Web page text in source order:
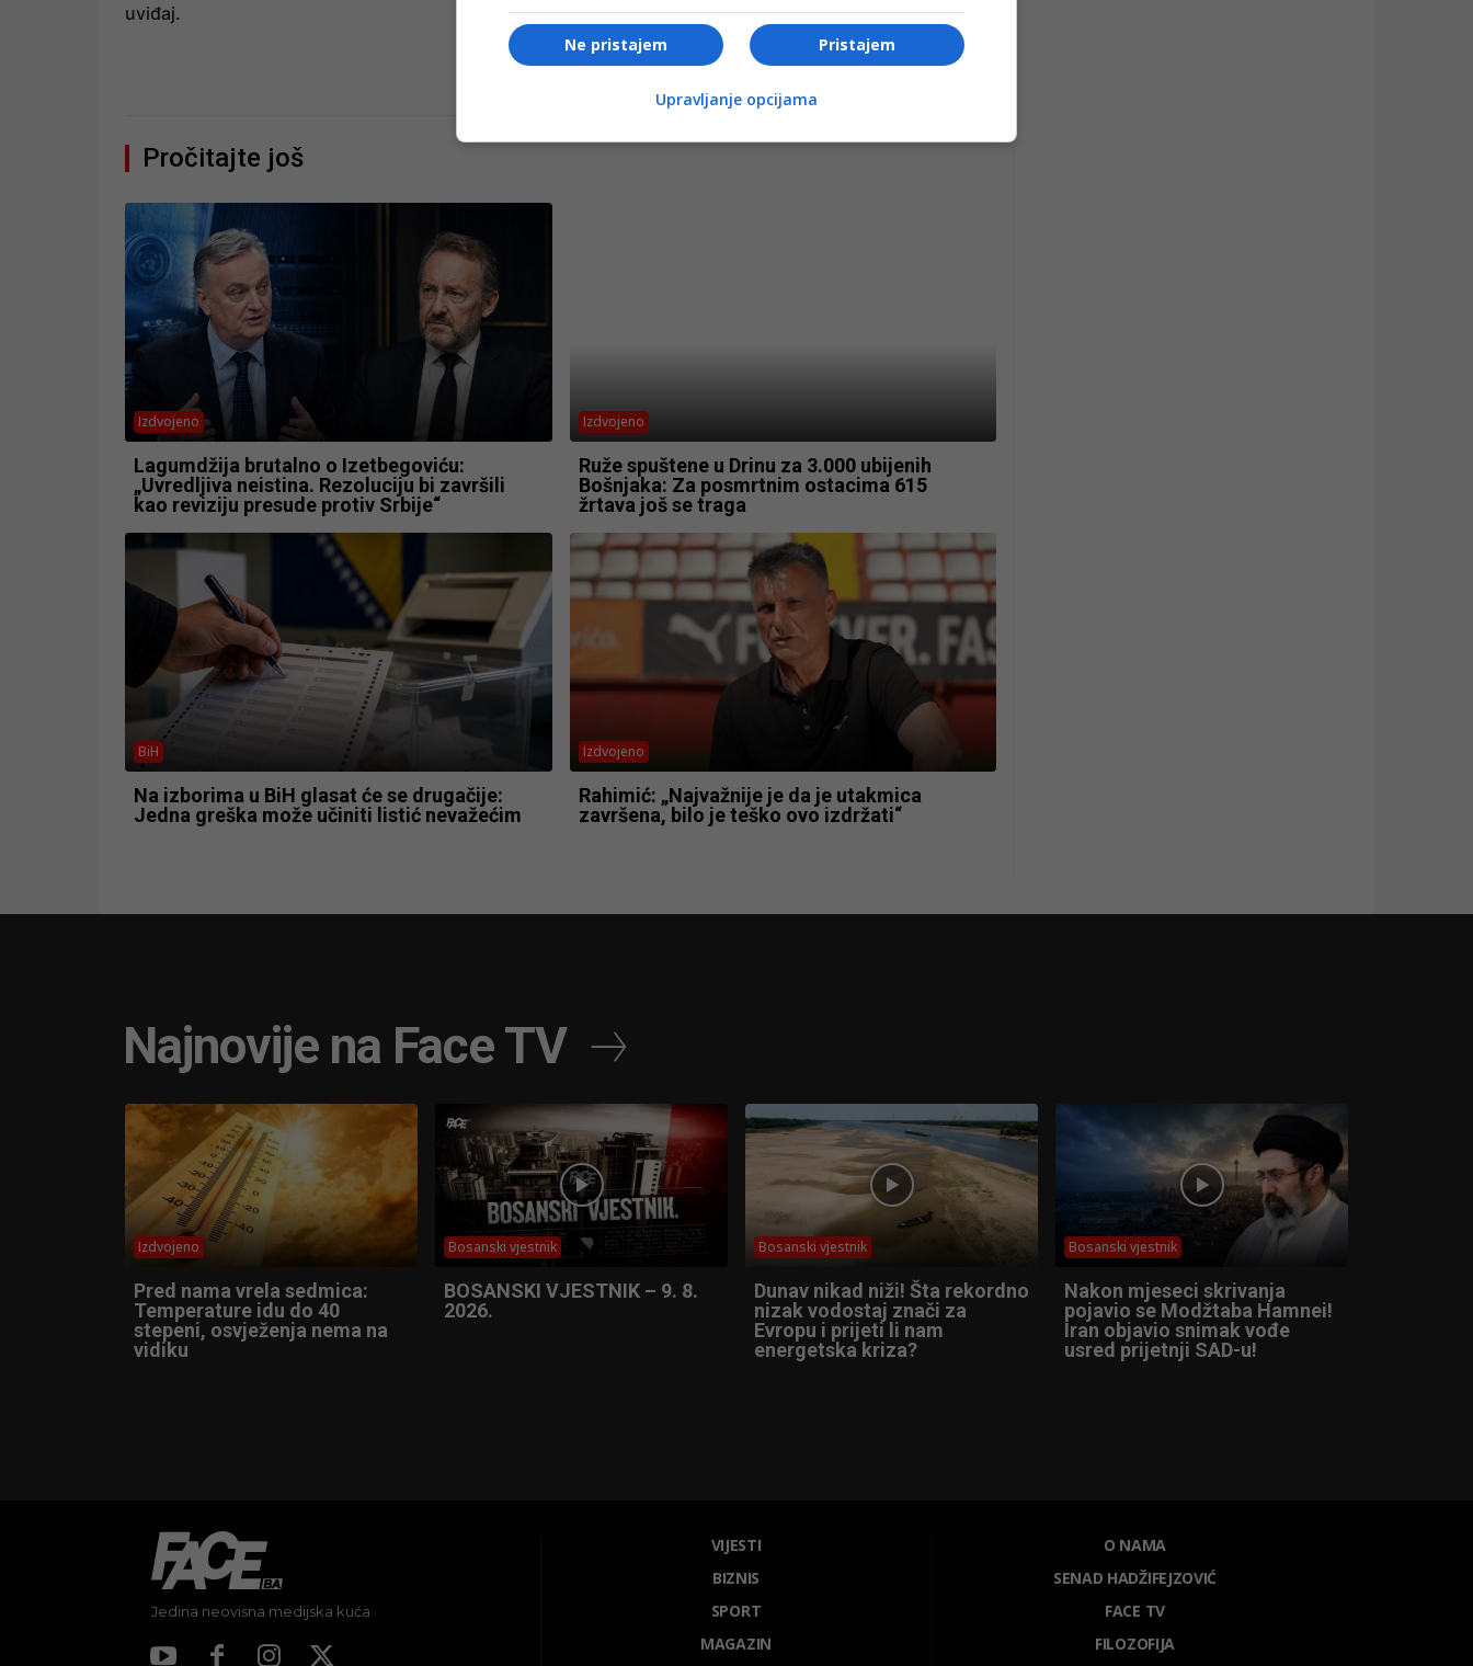
uviđaj.
- OGLAS -
Pročitajte još
Izdvojeno
Lagumdžija brutalno o Izetbegoviću:
„Uvredljiva neistina. Rezoluciju bi završili
kao reviziju presude protiv Srbije“
Izdvojeno
Ruže spuštene u Drinu za 3.000 ubijenih
Bošnjaka: Za posmrtnim ostacima 615
žrtava još se traga
BiH
Na izborima u BiH glasat će se drugačije:
Jedna greška može učiniti listić nevažećim
Izdvojeno
Rahimić: „Najvažnije je da je utakmica
završena, bilo je teško ovo izdržati“
Najnovije na Face TV
Izdvojeno
Pred nama vrela sedmica:
Temperature idu do 40
stepeni, osvježenja nema na
vidiku
Bosanski vjestnik
BOSANSKI VJESTNIK – 9. 8.
2026.
Bosanski vjestnik
Dunav nikad niži! Šta rekordno
nizak vodostaj znači za
Evropu i prijeti li nam
energetska kriza?
Bosanski vjestnik
Nakon mjeseci skrivanja
pojavio se Modžtaba Hamnei!
Iran objavio snimak vođe
usred prijetnji SAD-u!
Jedina neovisna medijska kuća
VIJESTI
BIZNIS
SPORT
MAGAZIN
O NAMA
SENAD HADŽIFEJZOVIĆ
FACE TV
FILOZOFIJA
Pristajem
Ne pristajem
Upravljanje opcijama